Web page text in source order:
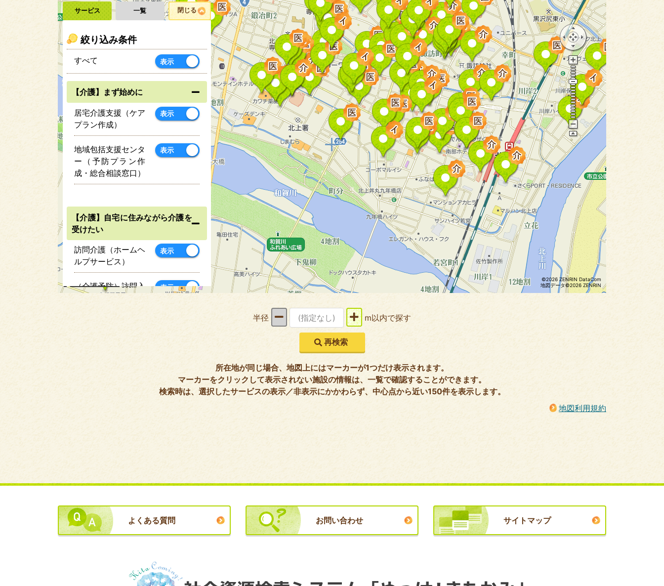
300m
サービス 一覧 閉じる
絞り込み条件
すべて 表示
【介護】まず始めに
居宅介護支援（ケア
プラン作成）
表示
地域包括支援センタ
ー（予防プラン作
成・総合相談窓口）
表示
【介護】自宅に住みながら介護を
受けたい
訪問介護（ホームヘ
ルプサービス）
表示
（介護予防）訪問入
表示
表示
ハビリテーション
（デイケア）
©2026 ZENRIN DataCom
地図データ©2026 ZENRIN
半径 m以内で探す
所在地が同じ場合、地図上にはマーカーが1つだけ表示されます。
マーカーをクリックして表示されない施設の情報は、一覧で確認することができます。
検索時は、選択したサービスの表示／非表示にかかわらず、中心点から近い150件を表示します。
地図利用規約
よくある質問 お問い合わせ サイトマップ